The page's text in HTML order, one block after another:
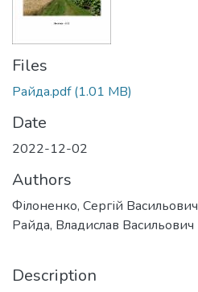
Files
Райда.pdf(1.01 MB)
Date
2022-12-02
Authors
Філоненко, Сергій Васильович
Райда, Владислав Васильович
Description